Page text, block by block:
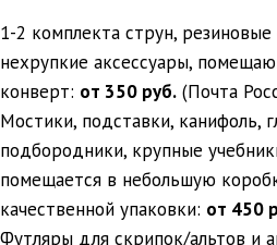
1-2 комплекта струн,
нехрупкие аксессуары,
конверт: от 350 руб. (Почта
Мостики, подставки, канифоль,
подбородники, крупные
помещается в небольшую
качественной упаковки: от 450
Футляры для скрипок/альтов и